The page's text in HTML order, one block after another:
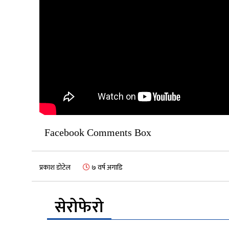
Facebook Comments Box
प्रकाश डोटेल ७ वर्ष अगाडि
सेरोफेरो